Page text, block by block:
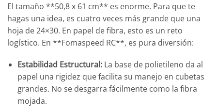
El tamaño **50,8 x 61 cm** es enorme. Para que te
hagas una idea, es cuatro veces más grande que una
hoja de 24×30. En papel de fibra, esto es un reto
logístico. En **Fomaspeed RC**, es pura diversión:
Estabilidad Estructural:La base de polietileno da al
papel una rigidez que facilita su manejo en cubetas
grandes. No se desgarra fácilmente como la fibra
mojada.